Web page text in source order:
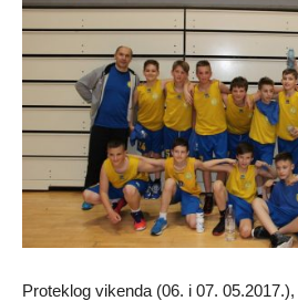
Proteklog vikenda (06. i 07.